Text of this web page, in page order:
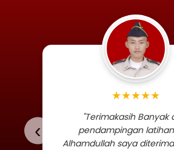
‹
Foto
★★★★★
"Terimakasih Banyak
pendampingan
Alhamdullah saya diterima